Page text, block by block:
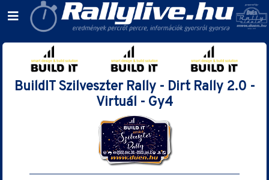
BuildIT Szilveszter Rally - Dirt Rally 2.0 -
Virtuál - Gy4